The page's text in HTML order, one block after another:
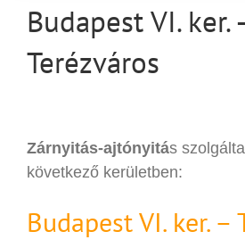
Budapest VI. ker.
Terézváros
Zárnyitás-ajtónyitás
következő kerületben:
Budapest VI. ker. –